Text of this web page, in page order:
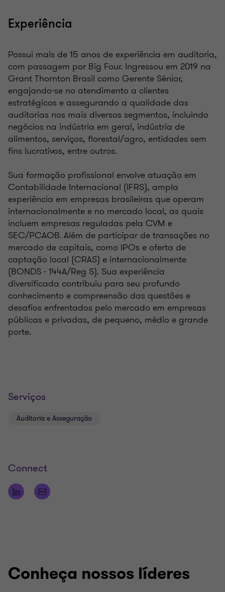
Experiência
Possui mais de 15 anos de experiência em auditoria,
com passagem por Big Four. Ingressou em 2019 na
Grant Thornton Brasil como Gerente Sénior,
engajando-se no atendimento a clientes
estratégicos e assegurando a qualidade das
auditorias nos mais diversos segmentos, incluindo
negócios na indústria em geral, indústria de
alimentos, serviços, florestal/agro, entidades sem
fins lucrativos, entre outros.
Sua formação profissional envolve atuação em
Contabilidade Internacional (IFRS), ampla
experiência em empresas brasileiras que operam
internacionalmente e no mercado local, as quais
incluem empresas reguladas pela CVM e
SEC/PCAOB. Além de participar de transações no
mercado de capitais, como IPOs e oferta de
captação local (CRAS) e internacionalmente
(BONDS - 144A/Reg S). Sua experiência
diversificada contribuiu para seu profundo
conhecimento e compreensão das questões e
desafios enfrentados pelo mercado em empresas
públicas e privadas, de pequeno, médio e grande
porte.
Serviços
Auditoria e Asseguração
Connect
Conheça nossos líderes